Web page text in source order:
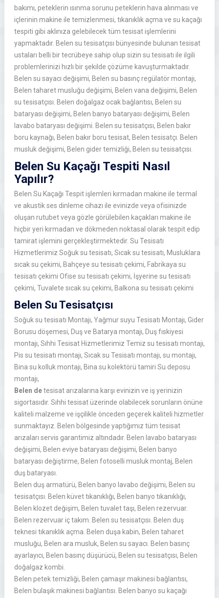
bakımı, peteklerin ısınma sorunu peteklerin hava alınması ve
içlerinin makine ile temizlenmesi, tıkanıklık açma ve su kaçağı
tespiti gibi aklınıza gelebilecek tüm tesisat işlemlerini
yapmaktadır. Belen su tesisatçısı bünyesinde bulunan tesisat
ustaları belli bir tecrübeye sahip olup sizin su tesisatı ile ilgili
problemlerinizi hızlı bir şekilde çözüme kavuşturmaktadır.
Belen su sayacı değişimi, Belen su basınç regülatör montajı,
Belen taharet musluğu değişimi, Belen vana değişimi, Belen
su tesisatçısı. Belen doğalgaz ocak bağlantısı, Belen su
bataryası değişimi, Belen banyo bataryası değişimi, Belen
lavabo bataryası değişimi. Belen su tesisatçısı, Belen bakır
boru kaynağı, Belen bakır boru tesisat, Belen tesisatçı. Belen
musluk değişimi, Belen gider temizliği, Belen su tesisatçısı.
Belen Su Kaçağı Tespiti Nasıl
Yapılır?
Belen Su Kaçağı Tespit işlemleri kırmadan makine ile termal
ve akustik ses dinleme cihazı ile evinizde veya ofisinizde
oluşan rutubet veya gözle görülebilen kaçakları makine ile
hiçbir yeri kırmadan ve dökmeden noktasal olarak tespit edip
tamirat işlemini gerçekleştirmektedir. Su Tesisatı
Hizmetlerimiz Soğuk su tesisatı, Sıcak su tesisatı, Musluklara
sıcak su çekimi, Bahçeye su tesisatı çekimi, Fabrikaya su
tesisatı çekimi Ofise su tesisatı çekimi, İşyerine su tesisatı
çekimi, Tuvalete sıcak su çekimi, Balkona su tesisatı çekimi
Belen Su Tesisatçısı
Soğuk su tesisatı Montajı, Yağmur suyu Tesisatı Montajı, Gider
Borusu döşemesi, Duş ve Batarya montajı, Duş fıskiyesi
montajı, Sıhhi Tesisat Hizmetlerimiz Temiz su tesisatı montajı,
Pis su tesisatı montajı, Sıcak su Tesisatı montajı, su montajı,
Bina su kolluk montajı, Bina su kolektörü tamiri Su deposu
montajı,
Belen detesisat arızalarına karşı evinizin ve iş yerinizin
sigortasıdır. Sıhhi tesisat üzerinde olabilecek sorunların önüne
kaliteli malzeme ve işçilikle önceden geçerek kaliteli hizmetler
sunmaktayız. Belen bölgesinde yaptığımız tüm tesisat
arızaları servis garantimiz altındadır. Belen lavabo bataryası
değişimi, Belen eviye bataryası değişimi, Belen banyo
bataryası değiştirme, Belen fotoselli musluk montaj, Belen
duş bataryası.
Belen duş armatürü, Belen banyo lavabo değişimi, Belen su
tesisatçısı. Belen küvet tıkanıklığı, Belen banyo tıkanıklığı,
Belen klozet değişim, Belen tuvalet taşı, Belen rezervuar.
Belen rezervuar iç takım. Belen su tesisatçısı. Belen duş
teknesi tıkanıklık açma. Belen duşa kabin, Belen taharet
musluğu, Belen ara musluk, Belen su sayacı. Belen basınç
ayarlayıcı, Belen basınç düşürücü, Belen su tesisatçısı, Belen
doğalgaz kombi.
Belen petek temizliği, Belen çamaşır makinesi bağlantısı,
Belen bulaşık makinesi bağlantısı. Belen banyo su kaçağı